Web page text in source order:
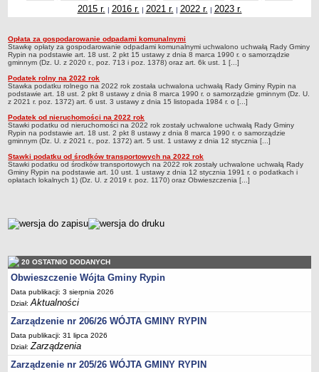
Insygnia gminy
Zadania publiczne
Związki i stowarzyszenia
Realizacja zadań publicznych
Rejestr zbiorów danych osobowych
Rejestr instytucji kultury
RODO Klauzule informacyjne
URZĄD GMINY
Dane teleadresowe
Czas pracy urzędu
Pracownicy urzędu - urząd gminy
Pracownicy urzędu - baza magazynowo - warsztatowa
Kompetencje referatów
Regulamin organizacyjny
Regulamin naboru na wolne stanowiska urzędnicze
Ogłoszenia o naborze na wolne stanowiska urzędnicze
Lista kandydatów spełniających wymagania formalne w naborach na
2015 r. | 2016 r. | 2021 r. | 2022 r. | 2023 r.
2022 r.
Opłata za gospodarowanie odpadami komunalnymi
Stawkę opłaty za gospodarowanie odpadami komunalnymi uchwalono uchwałą Rady Gminy
Rypin na podstawie art. 18 ust. 2 pkt 15 ustawy z dnia 8 marca 1990 r. o samorządzie
gminnym (Dz. U. z 2020 r., poz. 713 i poz. 1378) oraz art. 6k ust. 1 [...]
Podatek rolny na 2022 rok
Stawka podatku rolnego na 2022 rok została uchwalona uchwałą Rady Gminy Rypin na
podstawie art. 18 ust. 2 pkt 8 ustawy z dnia 8 marca 1990 r. o samorządzie gminnym (Dz. U.
z 2021 r. poz. 1372) art. 6 ust. 3 ustawy z dnia 15 listopada 1984 r. o [...]
Podatek od nieruchomości na 2022 rok
Stawki podatku od nieruchomości na 2022 rok zostały uchwalone uchwałą Rady Gminy
Rypin na podstawie art. 18 ust. 2 pkt 8 ustawy z dnia 8 marca 1990 r. o samorządzie
gminnym (Dz. U. z 2021 r., poz. 1372) art. 5 ust. 1 ustawy z dnia 12 stycznia [...]
Stawki podatku od środków transportowych na 2022 rok
Stawki podatku od środków transportowych na 2022 rok zostały uchwalone uchwałą Rady
Gminy Rypin na podstawie art. 10 ust. 1 ustawy z dnia 12 stycznia 1991 r. o podatkach i
opłatach lokalnych 1) (Dz. U. z 2019 r. poz. 1170) oraz Obwieszczenia [...]
metryczka
20 OSTATNIO DODANYCH
Obwieszczenie Wójta Gminy Rypin
Data publikacji: 3 sierpnia 2026
Dział:Aktualności
Zarządzenie nr 206/26 WÓJTA GMINY RYPIN
Data publikacji: 31 lipca 2026
Dział:Zarządzenia
Zarządzenie nr 205/26 WÓJTA GMINY RYPIN